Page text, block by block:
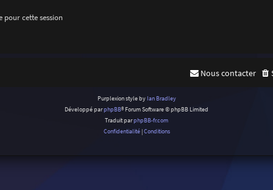
cette session
Nous contacter
Purplexion style by Ian Bradley
Développé parphpBB® Forum Software © phpBB Limited
Traduit parphpBB-fr.com
Confidentialité|Conditions